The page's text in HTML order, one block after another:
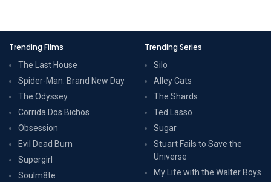
Trending Films
The Last House
Spider-Man: Brand New Day
The Odyssey
Corrida Dos Bichos
Obsession
Evil Dead Burn
Supergirl
Soulm8te
Trending Series
Silo
Alley Cats
The Shards
Ted Lasso
Sugar
Stuart Fails to Save the
Universe
My Life with the Walter Boys